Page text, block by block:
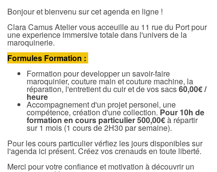
Bonjour et bienvenu sur cet agenda en ligne !
Clara Camus Atelier vous acceuille au 11 rue du Port pour
une experience immersive totale dans l'univers de la
maroquinerie.
Formules Formation :
Formation pour developper un savoir-faire
maroquinier, couture main et couture machine, la
réparation, l'entretient du cuir et de vos sacs60,00€ /
heure
Accompagnement d'un projet personel, une
compétence, création d'une collection.Pour 10h de
formation en cours particulier 500,00€à répartir
sur 1 mois (1 cours de 2H30 par semaine).
Pour les cours particulier vérfiez les jours disponibles sur
l'agenda ici présent. Créez vos crenauds en toute liberté.
Merci pour votre confiance et motivation à découvrir un